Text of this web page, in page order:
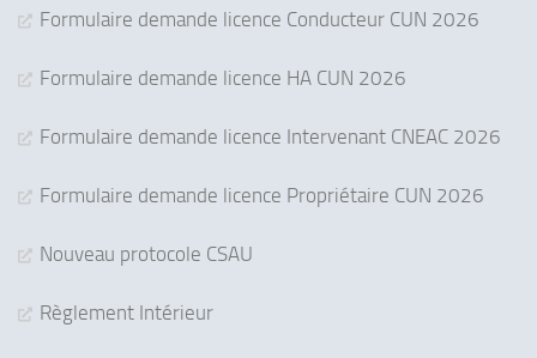
Formulaire demande licence Conducteur CUN 2026
Formulaire demande licence HA CUN 2026
Formulaire demande licence Intervenant CNEAC 2026
Formulaire demande licence Propriétaire CUN 2026
Nouveau protocole CSAU
Règlement Intérieur